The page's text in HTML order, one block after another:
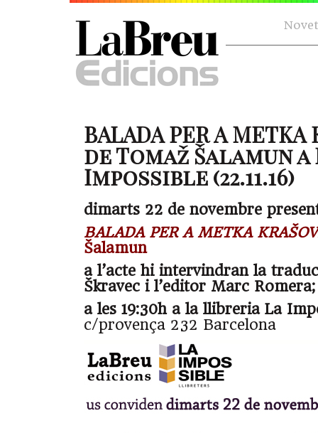
BALADA PER A METKA
de Tomaž Šalamun a
Impossible (22.11.16)
dimarts 22 de novembre
BALADA PER A METKA
Šalamun
a l’acte hi intervindran la
Škravec i l’editor Marc Romera;
a les 19:30h a la llibreria La
c/provença 232 Barcelona